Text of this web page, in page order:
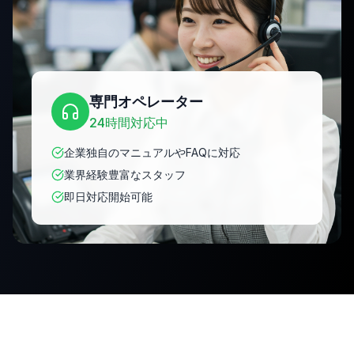
専門オペレーター
24時間対応中
企業独自のマニュアルやFAQに対応
業界経験豊富なスタッフ
即日対応開始可能